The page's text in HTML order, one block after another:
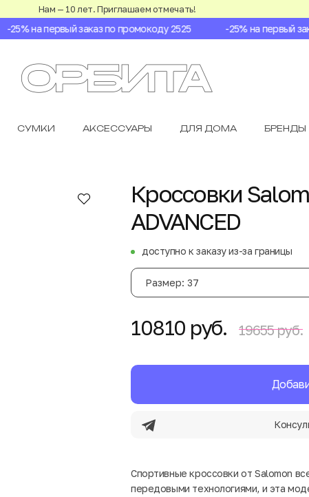
Нам — 10 лет. Приглашаем отмечать!
-25% на первый заказ по промокоду 2525 -25% на первый
СУМКИ АКСЕССУАРЫ ДЛЯ ДОМА БРЕНДЫ
Кроссовки
ADVANCED
доступно к заказу из-за границы
Размер: 37
10810 руб. 19655 руб.
Спортивные кроссовки от Salomon
передовыми технологиями, и эта